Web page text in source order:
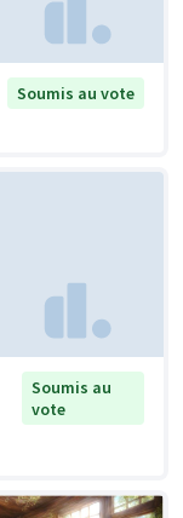
Soumis au vote
Soumis au
vote